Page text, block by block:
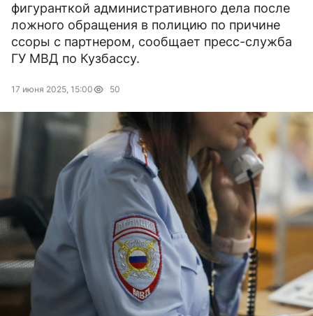
фигуранткой административного дела после
ложного обращения в полицию по причине
ссоры с партнером, сообщает пресс-служба
ГУ МВД по Кузбассу.
17 июня 2025, 15:00 50